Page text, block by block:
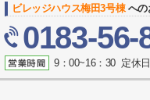
ビレッジハウス梅田3号棟への
0183-56-
9：00~16：30 定休